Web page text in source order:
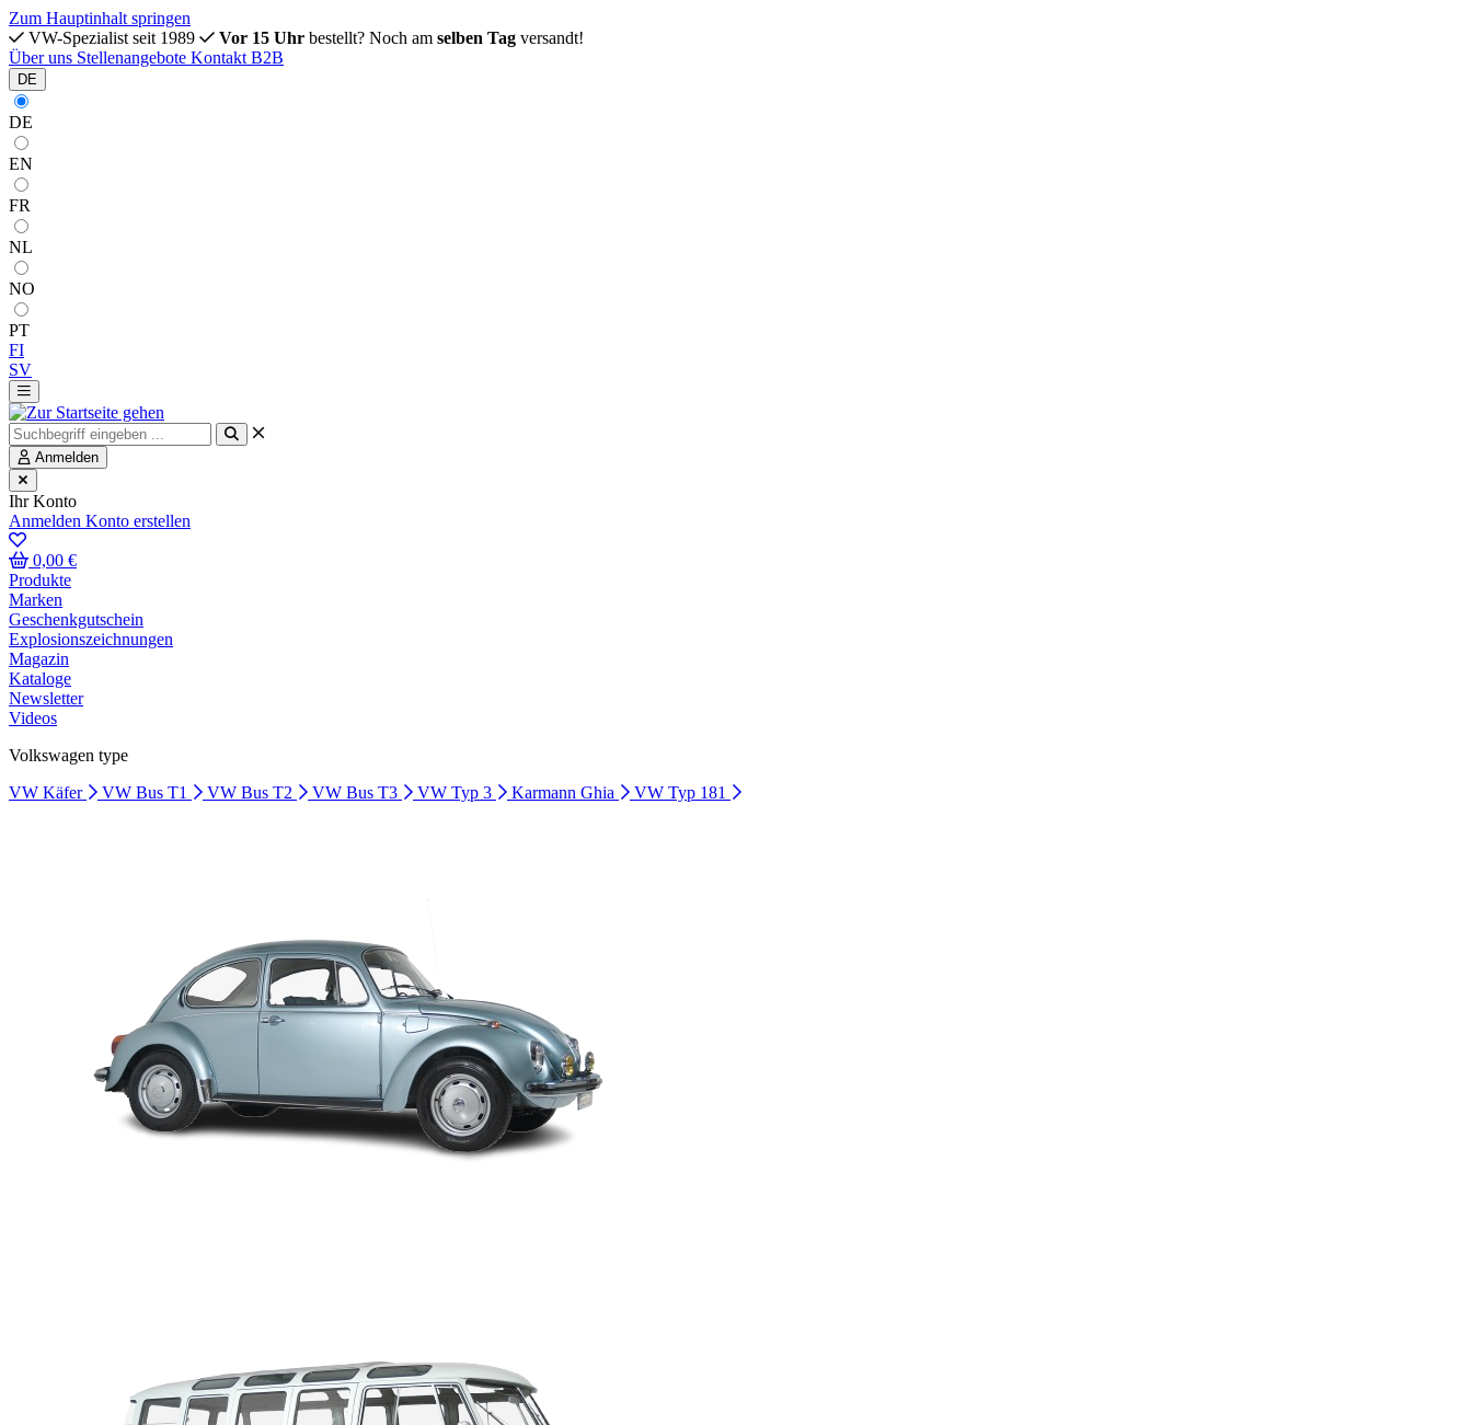
Zum Hauptinhalt springen
VW-Spezialist seit 1989
Vor 15 Uhr bestellt? Noch am selben Tag versandt!
Über uns Stellenangebote Kontakt B2B
DE
DE
EN
FR
NL
NO
PT
FI
SV
Anmelden
Ihr Konto
Anmelden Konto erstellen
0,00 €
Produkte
Marken
Geschenkgutschein
Explosionszeichnungen
Magazin
Kataloge
Newsletter
Videos
Volkswagen type
VW Käfer
VW Bus T1 VW Bus T2 VW Bus T3 VW Typ 3 Karmann Ghia VW Typ 181